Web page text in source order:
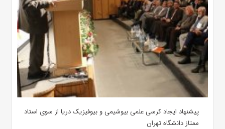
پیشنهاد ایجاد کرسی علمی بیوشیمی و بیوفیزیک دریا از سوی استاد
ممتاز دانشگاه تهران